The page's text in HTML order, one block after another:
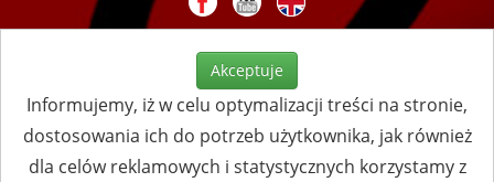
Akceptuje
Informujemy, iż w celu optymalizacji treści na stronie,
dostosowania ich do potrzeb użytkownika, jak również
dla celów reklamowych i statystycznych korzystamy z